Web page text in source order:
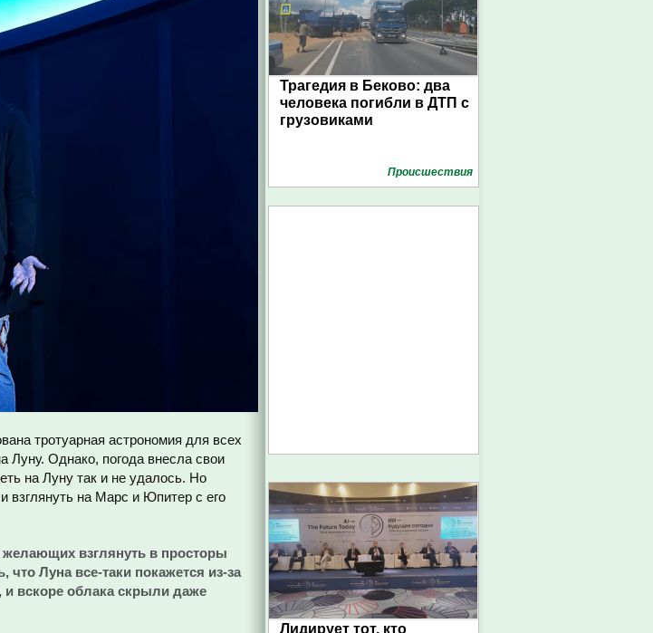
тротуарная астрономия для всех
Луну. Однако, погода внесла свои
на Луну так и не удалось. Но
взглянуть на Марс и Юпитер с его
взглянуть в просторы
Луна все-таки покажется из-за
вскоре облака скрыли даже
Трагедия в Беково: два
человека погибли в ДТП с
грузовиками
Проиcшествия
Лидирует тот, кто